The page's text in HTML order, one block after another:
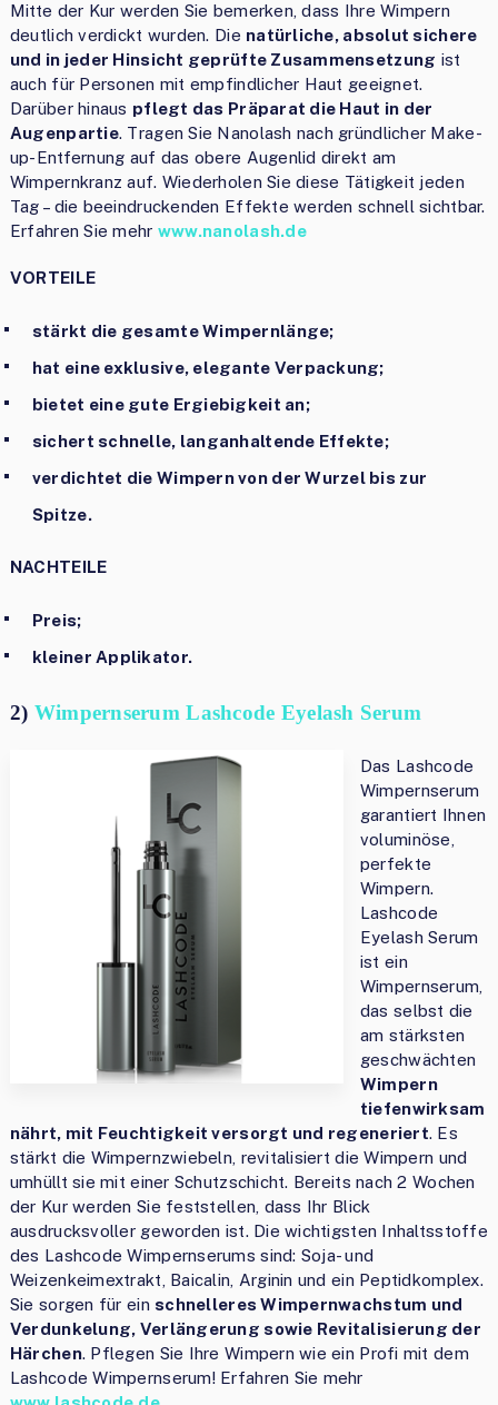
Mitte der Kur werden Sie bemerken, dass Ihre Wimpern
deutlich verdickt wurden. Die natürliche, absolut sichere
und in jeder Hinsicht geprüfte Zusammensetzung ist
auch für Personen mit empfindlicher Haut geeignet.
Darüber hinaus pflegt das Präparat die Haut in der
Augenpartie. Tragen Sie Nanolash nach gründlicher Make-
up-Entfernung auf das obere Augenlid direkt am
Wimpernkranz auf. Wiederholen Sie diese Tätigkeit jeden
Tag – die beeindruckenden Effekte werden schnell sichtbar.
Erfahren Sie mehr www.nanolash.de
VORTEILE
stärkt die gesamte Wimpernlänge;
hat eine exklusive, elegante Verpackung;
bietet eine gute Ergiebigkeit an;
sichert schnelle, langanhaltende Effekte;
verdichtet die Wimpern von der Wurzel bis zur
Spitze.
NACHTEILE
Preis;
kleiner Applikator.
2) Wimpernserum Lashcode Eyelash Serum
Das Lashcode
Wimpernserum
garantiert Ihnen
voluminöse,
perfekte
Wimpern.
Lashcode
Eyelash Serum
ist ein
Wimpernserum,
das selbst die
am stärksten
geschwächten
Wimpern
tiefenwirksam
nährt, mit Feuchtigkeit versorgt und regeneriert. Es
stärkt die Wimpernzwiebeln, revitalisiert die Wimpern und
umhüllt sie mit einer Schutzschicht. Bereits nach 2 Wochen
der Kur werden Sie feststellen, dass Ihr Blick
ausdrucksvoller geworden ist. Die wichtigsten Inhaltsstoffe
des Lashcode Wimpernserums sind: Soja- und
Weizenkeimextrakt, Baicalin, Arginin und ein Peptidkomplex.
Sie sorgen für ein schnelleres Wimpernwachstum und
Verdunkelung, Verlängerung sowie Revitalisierung der
Härchen. Pflegen Sie Ihre Wimpern wie ein Profi mit dem
Lashcode Wimpernserum! Erfahren Sie mehr